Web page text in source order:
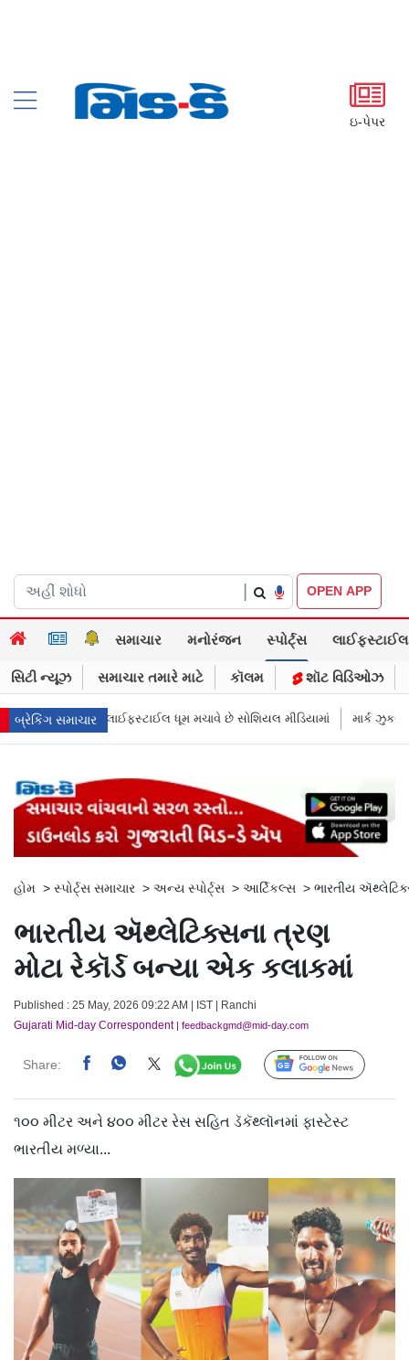
ઇ-પેપર
OPEN APP
સમાચાર મનોરંજન સ્પોર્ટ્સ લાઈફસ્ટાઈલ
સિટી ન્યૂઝ સમાચાર તમારે માટે કૉલમ શૉટ વિડિઓઝ
બ્રેકિંગ સમાચાર
મીડિયામાં માર્ક ઝુકરબર્ગે માની Metaની ભૂલ, ચાઈલ્ડ અબ્યૂઝ કૉન્ટેન્ટ
હોમ > સ્પોર્ટ્સ સમાચાર > અન્ય સ્પોર્ટ્સ > આર્ટિકલ્સ > ભારતીય
ભારતીય ઍથ્લેટિક્સના ત્રણ
મોટા રેકૉર્ડ બન્યા એક કલાકમાં
Published : 25 May, 2026 09:22 AM | IST | Ranchi
Gujarati Mid-day Correspondent| feedbackgmd@mid-day.com
Share: Follow Us
૧૦૦ મીટર અને ૪૦૦ મીટર રેસ સહિત ડૅકૅથ્લૉનમાં ફાસ્ટેસ્ટ
ભારતીય મળ્યા...